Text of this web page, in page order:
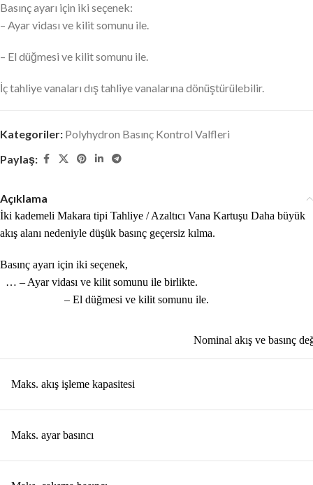
Basınç ayarı için iki seçenek:
– Ayar vidası ve kilit somunu ile.
– El düğmesi ve kilit somunu ile.
İç tahliye vanaları dış tahliye vanalarına dönüştürülebilir.
Kategoriler: Polyhydron Basınç Kontrol Valfleri
Paylaş:
Açıklama
İki kademeli Makara tipi Tahliye / Azaltıcı Vana Kartuşu Daha büyük
akış alanı nedeniyle düşük basınç geçersiz kılma.
Basınç ayarı için iki seçenek,
… – Ayar vidası ve kilit somunu ile birlikte.
– El düğmesi ve kilit somunu ile.
Nominal akış ve basınç
Maks. akış işleme kapasitesi
Maks. ayar basıncı